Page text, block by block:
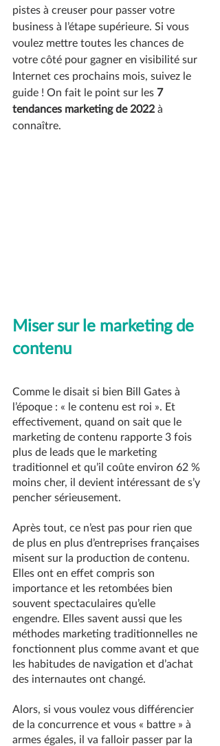
pistes à creuser pour passer votre
business à l’étape supérieure. Si vous
voulez mettre toutes les chances de
votre côté pour gagner en visibilité sur
Internet ces prochains mois, suivez le
guide ! On fait le point sur les 7
tendances marketing de 2022 à
connaître.
Miser sur le marketing de
contenu
Comme le disait si bien Bill Gates à
l’époque : « le contenu est roi ». Et
effectivement, quand on sait que le
marketing de contenu rapporte 3 fois
plus de leads que le marketing
traditionnel et qu’il coûte environ 62 %
moins cher, il devient intéressant de s’y
pencher sérieusement.
Après tout, ce n’est pas pour rien que
de plus en plus d’entreprises françaises
misent sur la production de contenu.
Elles ont en effet compris son
importance et les retombées bien
souvent spectaculaires qu’elle
engendre. Elles savent aussi que les
méthodes marketing traditionnelles ne
fonctionnent plus comme avant et que
les habitudes de navigation et d’achat
des internautes ont changé.
Alors, si vous voulez vous différencier
de la concurrence et vous « battre » à
armes égales, il va falloir passer par la